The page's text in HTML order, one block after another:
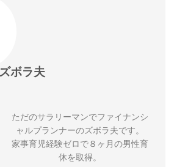
ズボラ夫
ただのサラリーマンでファイナンシ
ャルプランナーのズボラ夫です。
家事育児経験ゼロで８ヶ月の男性育
休を取得。